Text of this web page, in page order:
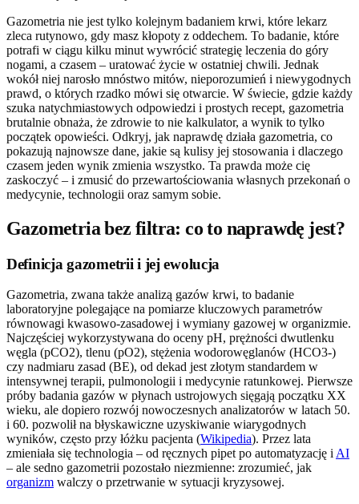
Gazometria nie jest tylko kolejnym badaniem krwi, które lekarz
zleca rutynowo, gdy masz kłopoty z oddechem. To badanie, które
potrafi w ciągu kilku minut wywrócić strategię leczenia do góry
nogami, a czasem – uratować życie w ostatniej chwili. Jednak
wokół niej narosło mnóstwo mitów, nieporozumień i niewygodnych
prawd, o których rzadko mówi się otwarcie. W świecie, gdzie każdy
szuka natychmiastowych odpowiedzi i prostych recept, gazometria
brutalnie obnaża, że zdrowie to nie kalkulator, a wynik to tylko
początek opowieści. Odkryj, jak naprawdę działa gazometria, co
pokazują najnowsze dane, jakie są kulisy jej stosowania i dlaczego
czasem jeden wynik zmienia wszystko. Ta prawda może cię
zaskoczyć – i zmusić do przewartościowania własnych przekonań o
medycynie, technologii oraz samym sobie.
Gazometria bez filtra: co to naprawdę jest?
Definicja gazometrii i jej ewolucja
Gazometria, zwana także analizą gazów krwi, to badanie
laboratoryjne polegające na pomiarze kluczowych parametrów
równowagi kwasowo-zasadowej i wymiany gazowej w organizmie.
Najczęściej wykorzystywana do oceny pH, prężności dwutlenku
węgla (pCO2), tlenu (pO2), stężenia wodorowęglanów (HCO3-)
czy nadmiaru zasad (BE), od dekad jest złotym standardem w
intensywnej terapii, pulmonologii i medycynie ratunkowej. Pierwsze
próby badania gazów w płynach ustrojowych sięgają początku XX
wieku, ale dopiero rozwój nowoczesnych analizatorów w latach 50.
i 60. pozwolił na błyskawiczne uzyskiwanie wiarygodnych
wyników, często przy łóżku pacjenta (Wikipedia). Przez lata
zmieniała się technologia – od ręcznych pipet po automatyzację i AI
– ale sedno gazometrii pozostało niezmienne: zrozumieć, jak
organizm walczy o przetrwanie w sytuacji kryzysowej.